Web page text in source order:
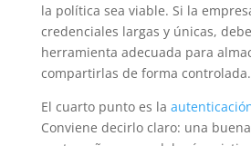
la política sea viable. Si la
credenciales largas y únicas,
herramienta adecuada para
compartirlas de forma controlada.
El cuarto punto es la
Conviene decirlo claro: una